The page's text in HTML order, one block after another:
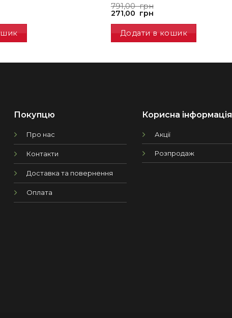
791,00грн
Оригінальна
ціна:
791,00
грн.
271,00 грн
Поточна
ціна:
271,00
грн.
Додати в кошик
Покупцю
Про нас
Контакти
Доставка та повернення
Оплата
Корисна інформація
Акції
Розпродаж